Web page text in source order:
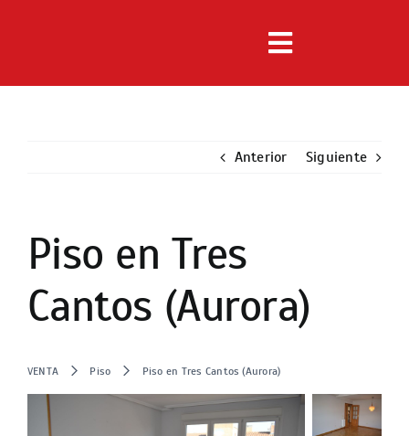
Toggle
Navigation
Servicios
Anterior Siguiente
Ver
imagen
más
grande
Piso en Tres
Cantos (Aurora)
VENTA Piso Piso en Tres Cantos (Aurora)